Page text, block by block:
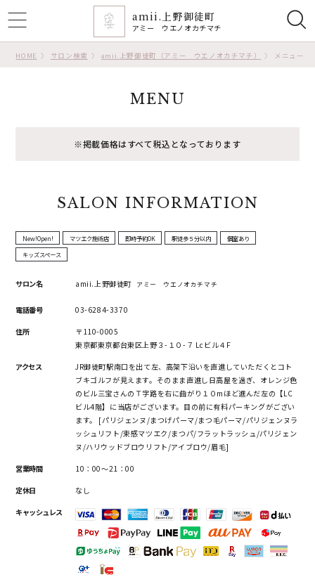
HOME サロン検索 amii.上野御徒町（アミー ウエノオカチマチ） メニュー
amii.上野御徒町
アミー ウエノオカチマチ
MENU
※掲載価格はすべて税込となっております
SALON INFORMATION
New!Open! マツエク施術店 即時予約OK 駅徒歩５分以内
個室あり
キッズスペース
サロン名 amii.上野御徒町 アミー ウエノオカチマチ
電話番号 03-6284-3370
住所
〒110-0005
東京都東京都台東区上野３-１０-７ Lcビル４F
アクセス
JR御徒町駅南口を出て左、高架下沿いを直進していただくとコト
ブキゴルフが見えます。そのまま直進し日高屋を過ぎ、オレンジ色
のビル三宝さんのＴ字路を右に曲がり１０mほど進んだ左の【LC
ビル4階】に当店がございます。目の前に有料パーキングがござい
ます。 [パリジェンヌ/まつげパーマ/まつ毛パーマ/パリジェンヌラ
ッシュリフト/束感マツエク/まつパ/フラットラッシュ/パリジェン
ヌ/ハリウッドブロウリフト/アイブロウ/眉毛]
営業時間 10：00～21：00
定休日 なし
キャッシュレス